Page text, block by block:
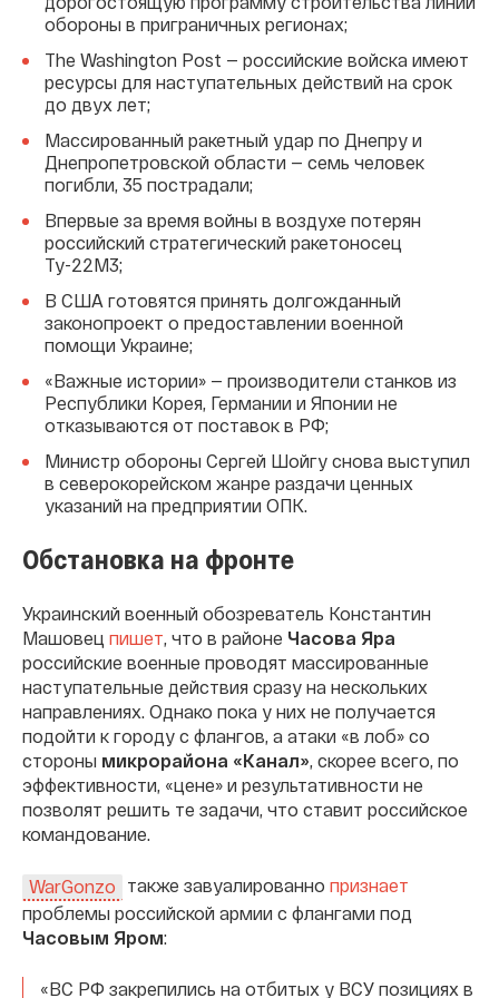
обороны в приграничных регионах;
The Washington Post — российские войска имеют
ресурсы для наступательных действий на срок
до двух лет;
Массированный ракетный удар по Днепру и
Днепропетровской области — семь человек
погибли, 35 пострадали;
Впервые за время войны в воздухе потерян
российский стратегический ракетоносец
Ту-22М3;
В США готовятся принять долгожданный
законопроект о предоставлении военной
помощи Украине;
«Важные истории» — производители станков из
Республики Корея, Германии и Японии не
отказываются от поставок в РФ;
Министр обороны Сергей Шойгу снова выступил
в северокорейском жанре раздачи ценных
указаний на предприятии ОПК.
Обстановка на фронте
Украинский военный обозреватель Константин
Машовец пишет, что в районе Часова Яра
российские военные проводят массированные
наступательные действия сразу на нескольких
направлениях. Однако пока у них не получается
подойти к городу с флангов, а атаки «в лоб» со
стороны микрорайона «Канал», скорее всего, по
эффективности, «цене» и результативности не
позволят решить те задачи, что ставит российское
командование.
WarGonzo также завуалированно признает
проблемы российской армии с флангами под
Часовым Яром:
«ВС РФ закрепились на отбитых у ВСУ позициях в